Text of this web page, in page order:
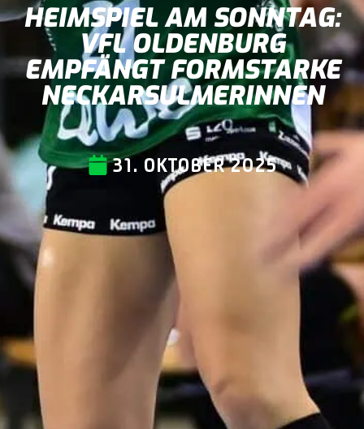
HEIMSPIEL AM SONNTAG:
VFL OLDENBURG
EMPFÄNGT FORMSTARKE
NECKARSULMERINNEN
31. OKTOBER 2025